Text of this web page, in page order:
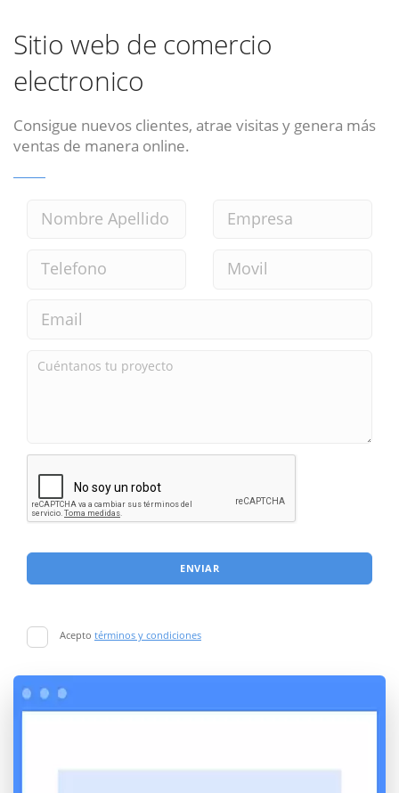
Sitio web de comercio
electronico
Consigue nuevos clientes, atrae visitas y genera más
ventas de manera online.
ENVIAR
Acepto términos y condiciones